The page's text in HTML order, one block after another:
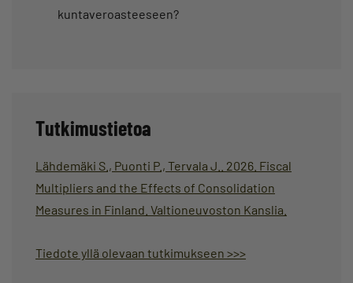
kuntaveroasteeseen?
Tutkimustietoa
Lähdemäki S., Puonti P., Tervala J.. 2026. Fiscal
Multipliers and the Effects of Consolidation
Measures in Finland. Valtioneuvoston Kanslia.
Tiedote yllä olevaan tutkimukseen >>>